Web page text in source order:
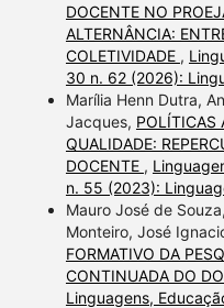
DOCENTE NO
ALTERNÂNCIA:
COLETIVIDADE ,
30 n. 62 (2026):
Marília Henn Dutra,
Jacques, POLÍTICAS
QUALIDADE:
DOCENTE ,
n. 55 (2023):
Mauro José de
Monteiro, José
FORMATIVO DA
CONTINUADA DO
Linguagens,